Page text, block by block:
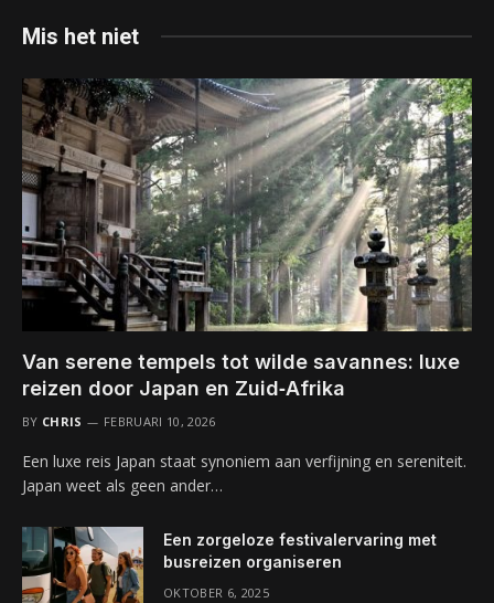
Mis het niet
Van serene tempels tot wilde savannes: luxe
reizen door Japan en Zuid‑Afrika
BY CHRIS FEBRUARI 10, 2026
Een luxe reis Japan staat synoniem aan verfijning en sereniteit.
Japan weet als geen ander…
Een zorgeloze festivalervaring met
busreizen organiseren
OKTOBER 6, 2025